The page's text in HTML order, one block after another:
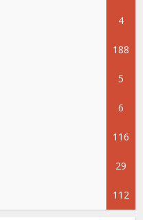
4
188
5
6
116
29
112